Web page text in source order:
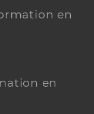
en
en